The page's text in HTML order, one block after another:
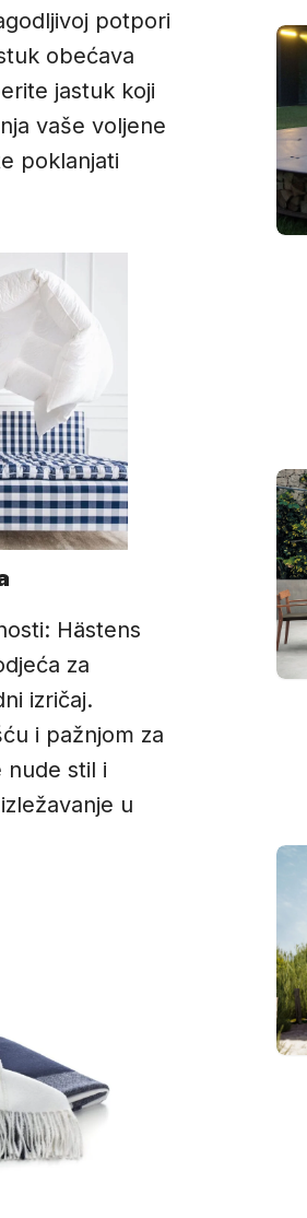
potpori
obećava
jastuk koji
vaše voljene
poklanjati
Hästens
za
izričaj.
i pažnjom za
nude stil i
u